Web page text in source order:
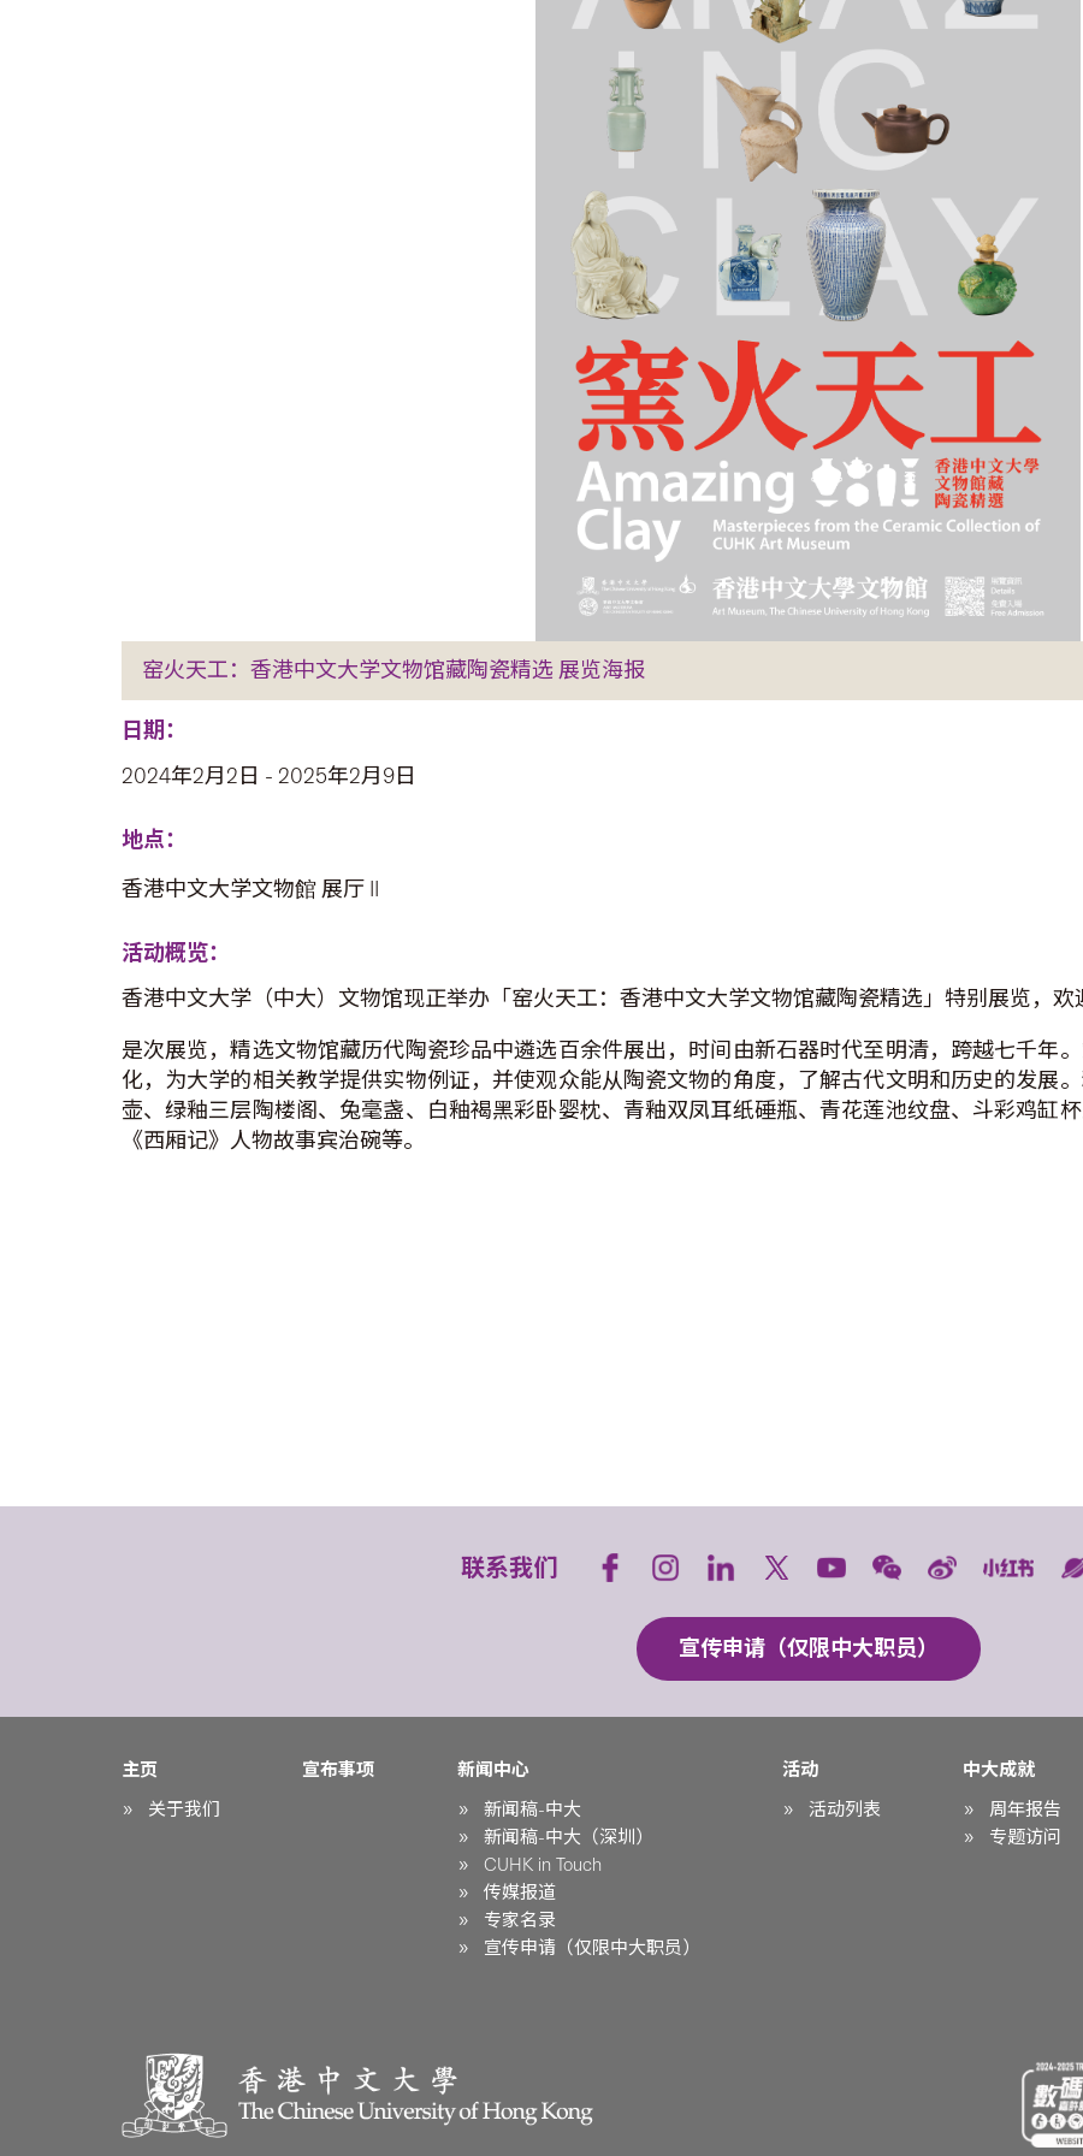
窑火天工：香港中文大学文物馆藏陶瓷精选 展览海报
日期：
2024年2月2日 - 2025年2月9日
地点：
香港中文大学文物館 展厅 II
活动概览：
香港中文大学（中大）文物馆现正举办「窑火天工：香港中文大学文物馆藏陶瓷精选」特别展览，欢
是次展览，精选文物馆藏历代陶瓷珍品中遴选百余件展出，时间由新石器时代至明清，跨越七千年
化，为大学的相关教学提供实物例证，并使观众能从陶瓷文物的角度，了解古代文明和历史的发展
壶、绿釉三层陶楼阁、兔毫盏、白釉褐黑彩卧婴枕、青釉双凤耳纸硾瓶、青花莲池纹盘、斗彩鸡缸
《西厢记》人物故事宾治碗等。
联系我们
宣传申请（仅限中大职员）
主页
关于我们
宣布事项
新闻中心
新闻稿-中大
新闻稿-中大（深圳）
CUHK in Touch
传媒报道
专家名录
宣传申请（仅限中大职员）
活动
活动列表
中大成就
周年报告
专题访问